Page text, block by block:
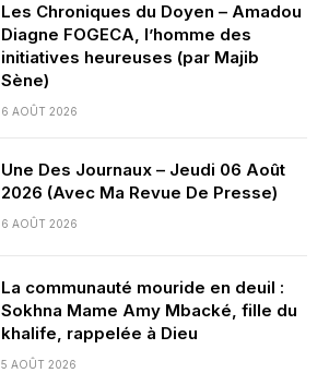
Les Chroniques du Doyen – Amadou
Diagne FOGECA, l’homme des
initiatives heureuses (par Majib
Sène)
6 AOÛT 2026
Une Des Journaux – Jeudi 06 Août
2026 (Avec Ma Revue De Presse)
6 AOÛT 2026
La communauté mouride en deuil :
Sokhna Mame Amy Mbacké, fille du
khalife, rappelée à Dieu
5 AOÛT 2026